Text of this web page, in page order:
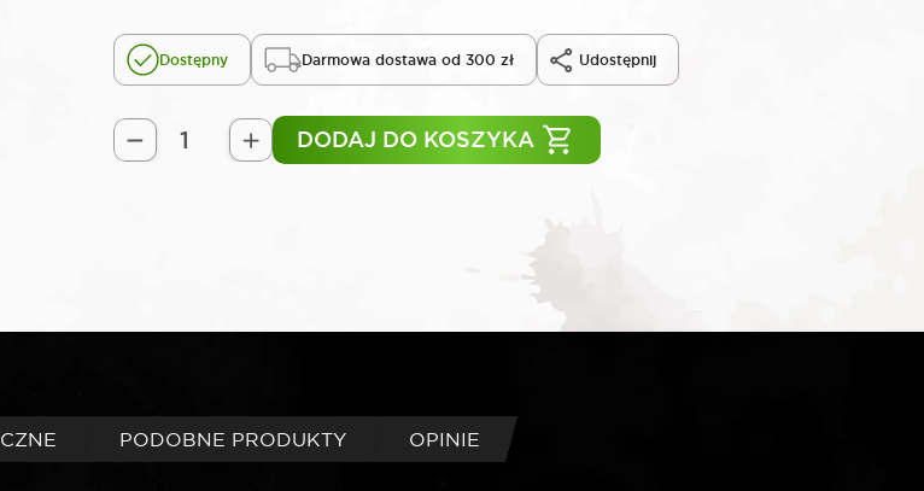
Dostępny Darmowa dostawa od 300 zł Udostępnij
ilość
100
mm
DODAJ DO KOSZYKA
PODOBNE PRODUKTY OPINIE